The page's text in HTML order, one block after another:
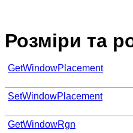
Розміри та
GetWindowPlacement
SetWindowPlacement
GetWindowRgn